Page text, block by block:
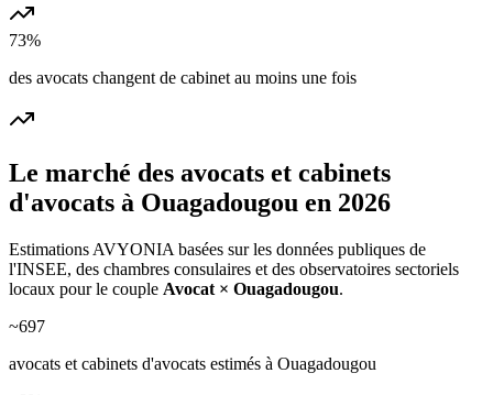
73%
des avocats changent de cabinet au moins une fois
Le marché des avocats et cabinets
d'avocats à Ouagadougou en 2026
Estimations AVYONIA basées sur les données publiques de
l'INSEE, des chambres consulaires et des observatoires sectoriels
locaux pour le couple Avocat × Ouagadougou.
~697
avocats et cabinets d'avocats estimés à Ouagadougou